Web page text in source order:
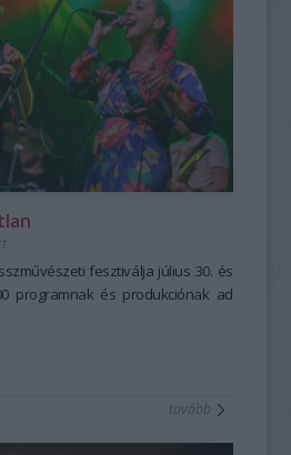
fesztiválja július 30. és
programnak és produkciónak ad
tovább